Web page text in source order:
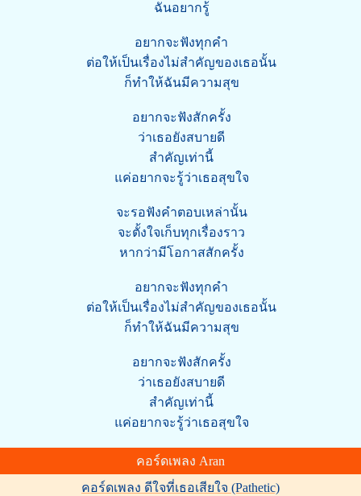
ฉันอยากรู้
อยากจะฟังทุกคำ
ต่อให้เป็นเรื่องไม่สำคัญของเธอนั้น
ก็ทำให้ฉันมีความสุข
อยากจะฟังสักครั้ง
ว่าเธอยังสบายดี
สำคัญเท่านี้
แค่อยากจะรู้ว่าเธอสุขใจ
จะรอฟังคำตอบเหล่านั้น
จะตั้งใจเก็บทุกเรื่องราว
หากว่ามีโอกาสสักครั้ง
อยากจะฟังทุกคำ
ต่อให้เป็นเรื่องไม่สำคัญของเธอนั้น
ก็ทำให้ฉันมีความสุข
อยากจะฟังสักครั้ง
ว่าเธอยังสบายดี
สำคัญเท่านี้
แค่อยากจะรู้ว่าเธอสุขใจ
คอร์ดเพลง Aran
คอร์ดเพลง ดีใจที่เธอเสียใจ (Pathetic)